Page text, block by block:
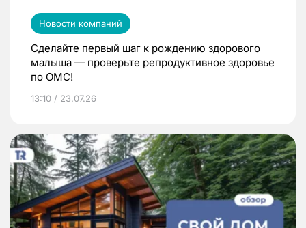
Новости компаний
Сделайте первый шаг к рождению здорового
малыша — проверьте репродуктивное здоровье
по ОМС!
13:10 / 23.07.26